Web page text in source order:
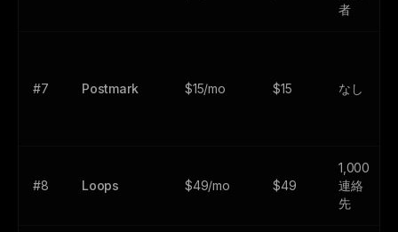
者
#7 Postmark $15/mo $15 なし
#8 Loops $49/mo $49
1,000
連絡
先